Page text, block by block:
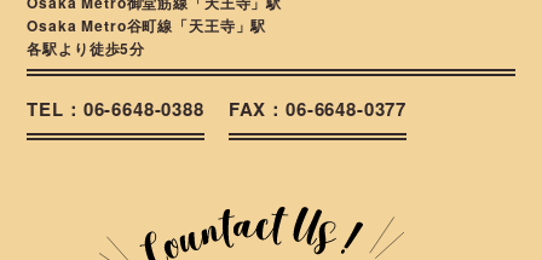
Osaka Metro谷町線「天王寺」駅
各駅より徒歩5分
TEL：06-6648-0388 FAX：06-6648-0377